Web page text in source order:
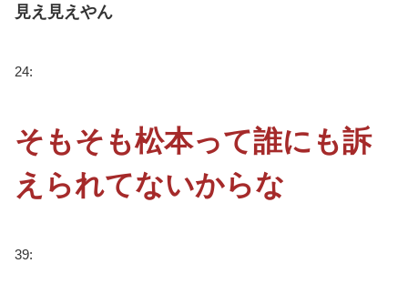
見え見えやん
24:
そもそも松本って誰にも訴
えられてないからな
39: